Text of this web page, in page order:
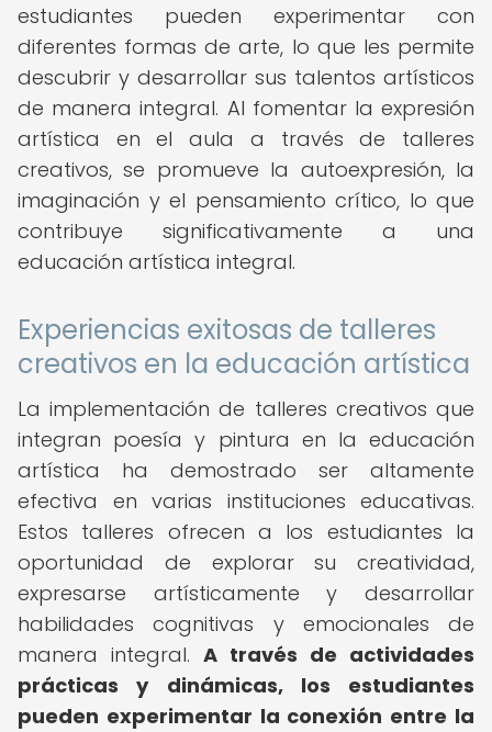
estudiantes pueden experimentar con
diferentes formas de arte, lo que les permite
descubrir y desarrollar sus talentos artísticos
de manera integral. Al fomentar la expresión
artística en el aula a través de talleres
creativos, se promueve la autoexpresión, la
imaginación y el pensamiento crítico, lo que
contribuye significativamente a una
educación artística integral.
Experiencias exitosas de talleres
creativos en la educación artística
La implementación de talleres creativos que
integran poesía y pintura en la educación
artística ha demostrado ser altamente
efectiva en varias instituciones educativas.
Estos talleres ofrecen a los estudiantes la
oportunidad de explorar su creatividad,
expresarse artísticamente y desarrollar
habilidades cognitivas y emocionales de
manera integral. A través de actividades
prácticas y dinámicas, los estudiantes
pueden experimentar la conexión entre la